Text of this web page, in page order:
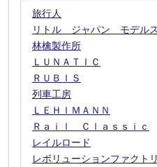
旅行人
リトル ジャパン モデルス
林檎製作所
ＬＵＮＡＴＩＣ
ＲＵＢＩＳ
列車工房
ＬＥＨＩＭＡＮＮ
Ｒａｉｌ Ｃｌａｓｓｉｃ
レイルロード
レボリューションファクト